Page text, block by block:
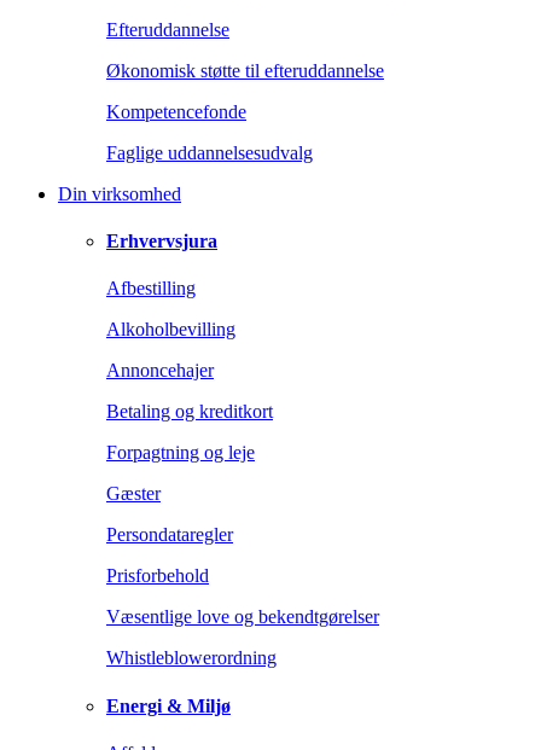
Efteruddannelse
Økonomisk støtte til efteruddannelse
Kompetencefonde
Faglige uddannelsesudvalg
Din virksomhed
Erhvervsjura
Afbestilling
Alkoholbevilling
Annoncehajer
Betaling og kreditkort
Forpagtning og leje
Gæster
Persondataregler
Prisforbehold
Væsentlige love og bekendtgørelser
Whistleblowerordning
Energi & Miljø